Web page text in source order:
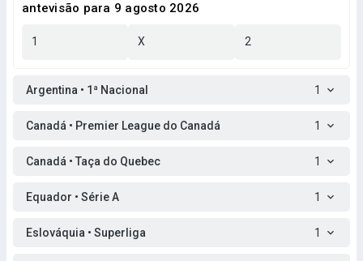
antevisão para 9 agosto 2026
1 X 2
Argentina • 1ª Nacional 1
Canadá • Premier League do Canadá 1
Canadá • Taça do Quebec 1
Equador • Série A 1
Eslováquia • Superliga 1